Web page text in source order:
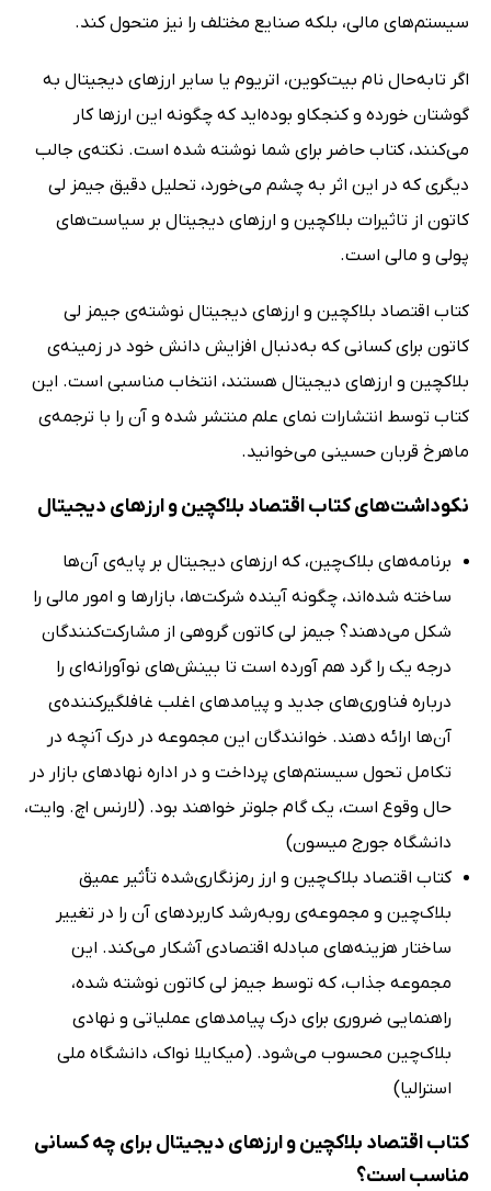
سیستم‌های مالی، بلکه صنایع مختلف را نیز متحول کند.
اگر تابه‌حال نام بیت‌کوین، اتریوم یا سایر ارزهای دیجیتال به
گوشتان خورده و کنجکاو بوده‌اید که چگونه این ارزها کار
می‌کنند، کتاب حاضر برای شما نوشته شده است. نکته‌ی جالب
دیگری که در این اثر به چشم می‌خورد، تحلیل دقیق جیمز لی
کاتون از تاثیرات بلاکچین و ارزهای دیجیتال بر سیاست‌های
پولی و مالی است.
کتاب اقتصاد بلاکچین و ارزهای دیجیتال نوشته‌ی جیمز لی
کاتون برای کسانی که به‌دنبال افزایش دانش خود در زمینه‌ی
بلاکچین و ارزهای دیجیتال هستند، انتخاب مناسبی است. این
کتاب توسط انتشارات نمای علم منتشر شده و آن را با ترجمه‌ی
ماهرخ قربان حسینی می‌خوانید.
نکوداشت‌های کتاب اقتصاد بلاکچین و ارزهای دیجیتال
برنامه‌های بلاک‌چین، که ارزهای دیجیتال بر پایه‌ی آن‌ها
ساخته شده‌اند، چگونه آینده شرکت‌ها، بازارها و امور مالی را
شکل می‌دهند؟ جیمز لی کاتون گروهی از مشارکت‌کنندگان
درجه یک را گرد هم آورده است تا بینش‌های نوآورانه‌ای را
درباره فناوری‌های جدید و پیامدهای اغلب غافلگیرکننده‌ی
آن‌ها ارائه دهند. خوانندگان این مجموعه در درک آنچه در
تکامل تحول سیستم‌های پرداخت و در اداره نهادهای بازار در
حال وقوع است، یک گام جلوتر خواهند بود. (لارنس اچ. وایت،
دانشگاه جورج میسون)
کتاب اقتصاد بلاک‌چین و ارز رمزنگاری‌شده تأثیر عمیق
بلاک‌چین و مجموعه‌ی روبه‌رشد کاربردهای آن را در تغییر
ساختار هزینه‌های مبادله اقتصادی آشکار می‌کند. این
مجموعه جذاب، که توسط جیمز لی کاتون نوشته شده،
راهنمایی ضروری برای درک پیامدهای عملیاتی و نهادی
بلاک‌چین محسوب می‌شود. (میکایلا نواک، دانشگاه ملی
استرالیا)
کتاب اقتصاد بلاکچین و ارزهای دیجیتال برای چه کسانی
مناسب است؟